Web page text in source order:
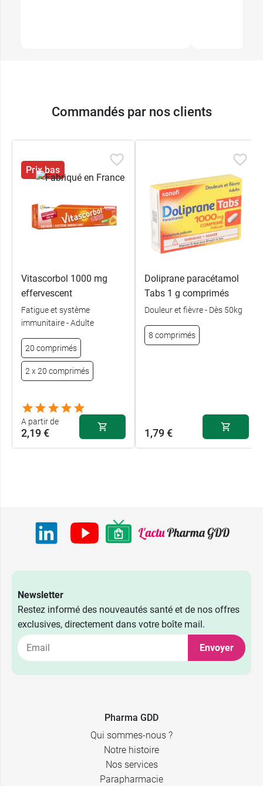
Commandés par nos clients
Prix bas
Vitascorbol 1000 mg
effervescent
Fatigue et système
immunitaire - Adulte
20 comprimés
2 x 20 comprimés
A partir de
2,19 €
2,19 €
Doliprane paracétamol
Tabs 1 g comprimés
Douleur et fièvre - Dès 50kg
8 comprimés
1,79 €
Newsletter
Restez informé des nouveautés santé et de nos offres
exclusives, directement dans votre boîte mail.
Envoyer
Pharma GDD
Qui sommes-nous ?
Notre histoire
Nos services
Parapharmacie